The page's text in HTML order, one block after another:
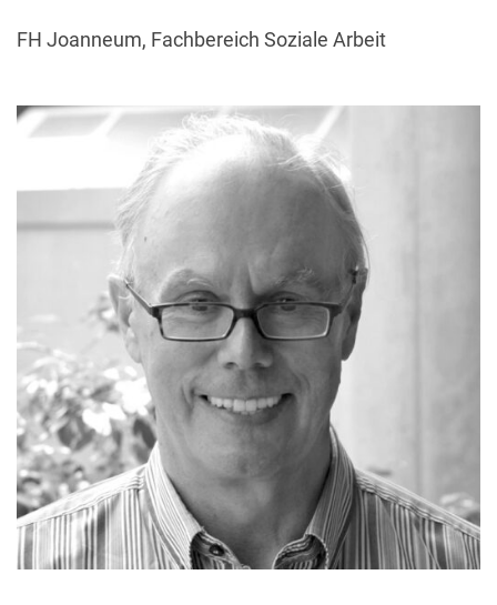
FH Joanneum, Fachbereich Soziale Arbeit